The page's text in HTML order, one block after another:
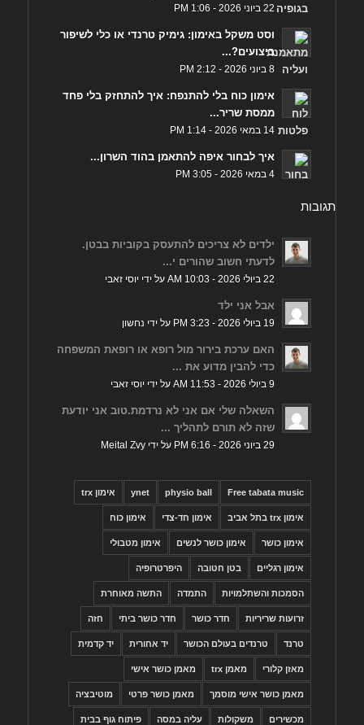
22 ביוני 2026 - 1:06 PM
וסט משקל באימון: גימיק טרנדי או כלי לשיפור
ביצועים?...
8 ביוני 2026 - 2:12 PM
אימון כוח בלי להתנפח: איך להתחזק בלי פחד
ממסת שריר...
14 במאי 2026 - 1:14 PM
איך לבחור איפה להתאמן בהוד השרון...
4 במאי 2026 - 3:05 PM
תגובות
ילדים לא צריכים להתעסק בקוביות בבטן.
לדעתי חשוב שהורים י...
22 ביולי 2026 - 10:03 AM על ידי יוסי זאבי
אבל אני ילד
19 ביולי 2026 - 3:23 PM על ידי נחשון
האם ערכת בירור מול רופא או רופאת המשפחה
כדי להבין מדוע את ...
9 ביולי 2026 - 11:53 AM על ידי יוסי זאבי
השאלה שלי אם אני לא נרדמת.טוב אני יודעת
שזה לא תורם לתהליך ...
29 ביוני 2026 - 6:16 PM על ידי Meital Zvy
Free tabata music
physio ball
ynet אימון trx
אימון trx בתל אביב אימון חד-צדי אימון כוח
אימון כושר אימון כושר לנשים אימון מטבולי
אימון רגליים בטן חטובה היפרטרופיה
הסמכות והשתלמויות התמדה התשה מאוחרת
זרועות שריריות חדר כושר חדר כושר ביתי חזה
טרנד טרנדים בעולם הכושר יד אחורית יד קדמית
מאזן קלורי מאמן trx מאמן כושר אישי
מאמן כושר אישי מוסמך מאמן כושר פרטי מוטיבציה
מכשירים משקולות עליה במסה פיתוח גוף בבית